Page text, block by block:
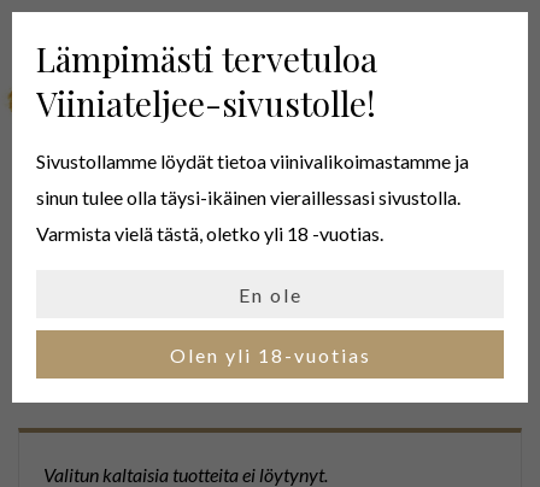
MÉDOC
HAKUKRITEERIT
Valitun kaltaisia tuotteita ei löytynyt.
Lämpimästi tervetuloa
Viiniateljee-sivustolle!
Sivustollamme löydät tietoa viinivalikoimastamme ja
sinun tulee olla täysi-ikäinen vieraillessasi sivustolla.
Varmista vielä tästä, oletko yli 18 -vuotias.
En ole
Olen yli 18-vuotias